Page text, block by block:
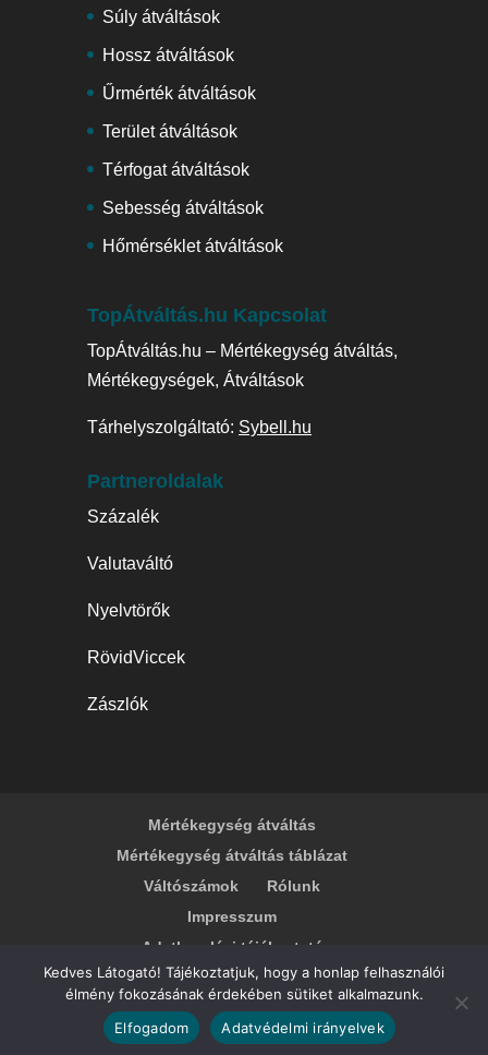
Súly átváltások
Hossz átváltások
Űrmérték átváltások
Terület átváltások
Térfogat átváltások
Sebesség átváltások
Hőmérséklet átváltások
TopÁtváltás.hu Kapcsolat
TopÁtváltás.hu – Mértékegység átváltás,
Mértékegységek, Átváltások
Tárhelyszolgáltató: Sybell.hu
Partneroldalak
Százalék
Valutaváltó
Nyelvtörők
RövidViccek
Zászlók
Mértékegység átváltás
Mértékegység átváltás táblázat
Váltószámok
Rólunk
Impresszum
Adatkezelési tájékoztató
© 2026TopÁtváltás.hu- Mértékegység
átváltás, Mértékegységek, Átváltások
Kedves Látogató! Tájékoztatjuk, hogy a honlap felhasználói
élmény fokozásának érdekében sütiket alkalmazunk.
Elfogadom
Adatvédelmi irányelvek